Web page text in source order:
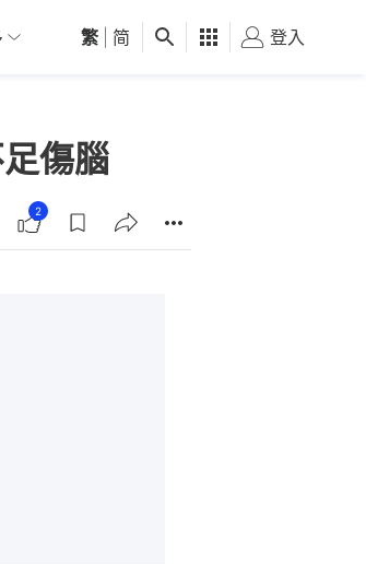
01深圳 觀點 健康 好食玩飛
繁 简 登入
傷腦
2